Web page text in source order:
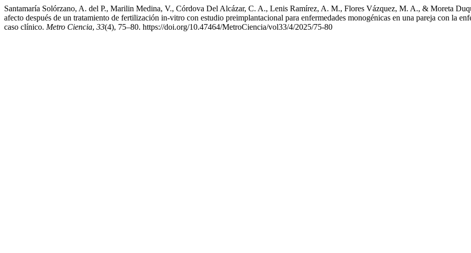
Santamaría Solórzano, A. del P., Marilin Medina, V., Córdova Del Alcázar, C. A., Lenis Ramírez, A. M., Flores Vázquez, M. A., & Moreta
afecto después de un tratamiento de fertilización in-vitro con estudio preimplantacional para enfermedades monogénicas en una pareja con la
caso clínico. Metro Ciencia, 33(4), 75–80. https://doi.org/10.47464/MetroCiencia/vol33/4/2025/75-80